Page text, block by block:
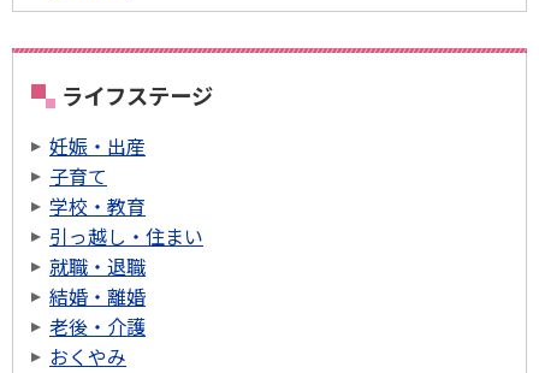
ライフステージ
妊娠・出産
子育て
学校・教育
引っ越し・住まい
就職・退職
結婚・離婚
老後・介護
おくやみ